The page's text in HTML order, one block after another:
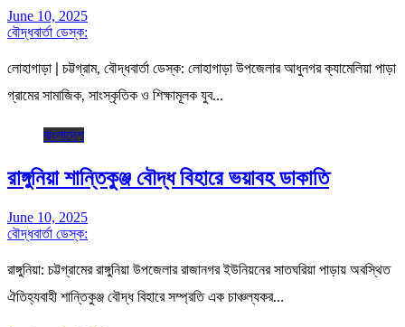
June 10, 2025
বৌদ্ধবার্তা ডেস্ক:
লোহাগাড়া | চট্টগ্রাম, বৌদ্ধবার্তা ডেস্ক: লোহাগাড়া উপজেলার আধুনগর ক্যামেলিয়া পাড়া
গ্রামের সামাজিক, সাংস্কৃতিক ও শিক্ষামূলক যুব…
বাংলাদেশ
রাঙ্গুনিয়া শান্তিকুঞ্জ বৌদ্ধ বিহারে ভয়াবহ ডাকাতি
June 10, 2025
বৌদ্ধবার্তা ডেস্ক:
রাঙ্গুনিয়া: চট্টগ্রামের রাঙ্গুনিয়া উপজেলার রাজানগর ইউনিয়নের সাতঘরিয়া পাড়ায় অবস্থিত
ঐতিহ্যবাহী শান্তিকুঞ্জ বৌদ্ধ বিহারে সম্প্রতি এক চাঞ্চল্যকর…